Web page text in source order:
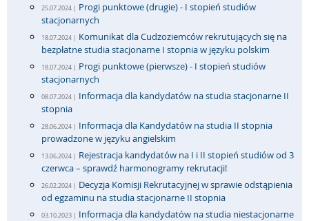
25.07.2024 | Progi punktowe (drugie) - I stopień studiów
stacjonarnych
18.07.2024 | Komunikat dla Cudzoziemców rekrutujących się na
bezpłatne studia stacjonarne I stopnia w języku polskim
18.07.2024 | Progi punktowe (pierwsze) - I stopień studiów
stacjonarnych
08.07.2024 | Informacja dla kandydatów na studia stacjonarne II
stopnia
28.06.2024 | Informacja dla Kandydatów na studia II stopnia
prowadzone w języku angielskim
13.06.2024 | Rejestracja kandydatów na I i II stopień studiów od 3
czerwca – sprawdź harmonogramy rekrutacji!
26.02.2024 | Decyzja Komisji Rekrutacyjnej w sprawie odstąpienia
od egzaminu na studia stacjonarne II stopnia
03.10.2023 | Informacja dla kandydatów na studia niestacjonarne